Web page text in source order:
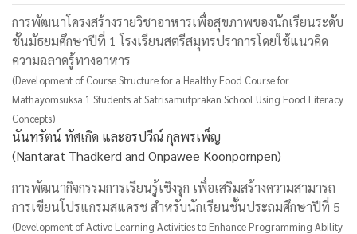
การพัฒนาโครงสร้างรายวิชาอาหารเพื่อสุขภาพของนักเรียนระดับ
ชั้นมัธยมศึกษาปีที่ 1 โรงเรียนสตรีสมุทรปราการโดยใช้แนวคิด
ความฉลาดรู้ทางอาหาร
(Development of Course Structure for a Healthy Food Course for
Mathayomsuksa 1 Students at Satrisamutprakan School Using Food Literacy
Concepts)
นันทรัตน์ ทัศเกิด และอรปวีณ์ กุลพรเพ็ญ
(Nantarat Thadkerd and Onpawee Koonpornpen)
การพัฒนากิจกรรมการเรียนรู้เชิงรุก เพื่อเสริมสร้างความสามารถ
การเขียนโปรแกรมสแครช สำหรับนักเรียนชั้นประถมศึกษาปีที่ 5
(Development of Active Learning Activities to Enhance Programming Ability